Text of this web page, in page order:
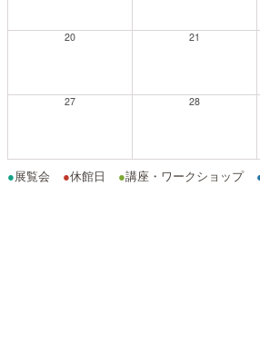
20 21
27 28
●展覧会 ●休館日 ●講座・ワークショップ